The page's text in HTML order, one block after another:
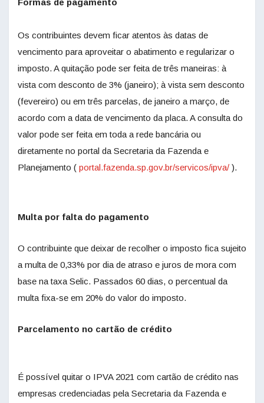
Os contribuintes devem ficar atentos às datas de
vencimento para aproveitar o abatimento e regularizar o
imposto. A quitação pode ser feita de três maneiras: à
vista com desconto de 3% (janeiro); à vista sem desconto
(fevereiro) ou em três parcelas, de janeiro a março, de
acordo com a data de vencimento da placa. A consulta do
valor pode ser feita em toda a rede bancária ou
diretamente no portal da Secretaria da Fazenda e
Planejamento ( portal.fazenda.sp.gov.br/servicos/ipva/ ).
Multa por falta do pagamento
O contribuinte que deixar de recolher o imposto fica sujeito
a multa de 0,33% por dia de atraso e juros de mora com
base na taxa Selic. Passados 60 dias, o percentual da
multa fixa-se em 20% do valor do imposto.
Parcelamento no cartão de crédito
É possível quitar o IPVA 2021 com cartão de crédito nas
empresas credenciadas pela Secretaria da Fazenda e